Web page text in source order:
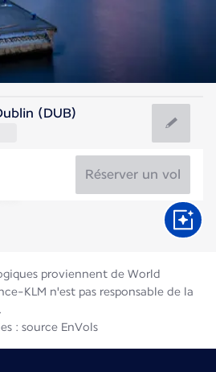
(DUB)
Réserver un vol
proviennent de World
KLM n'est pas responsable de la
: source EnVols